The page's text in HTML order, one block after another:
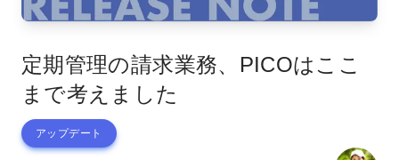
定期管理の請求業務、PICOはここ
まで考えました
アップデート